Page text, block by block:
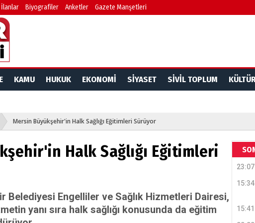
İlanlar Biyografiler Anketler Gazete Manşetleri
KAMU HUKUK EKONOMİ SİYASET SİVİL TOPLUM
Mersin Büyükşehir'in Halk Sağlığı Eğitimleri Sürüyor
Halk Sağlığı Eğitimleri
Belediyesi Engelliler ve Sağlık Hizmetleri Dairesi,
yanı sıra halk sağlığı konusunda da eğitim
23:07
15:34
15:41